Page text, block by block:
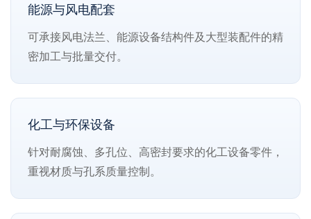
能源与风电配套
可承接风电法兰、能源设备结构件及大型装配件的精
密加工与批量交付。
化工与环保设备
针对耐腐蚀、多孔位、高密封要求的化工设备零件，
重视材质与孔系质量控制。